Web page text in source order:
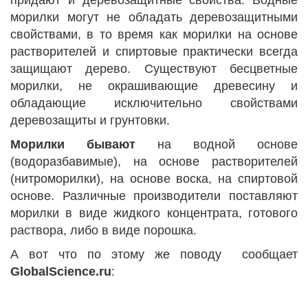
морилки могут не обладать деревозащитными
свойствами, в то время как морилки на основе
растворителей и спиртовые практически всегда
защищают дерево. Существуют бесцветные
морилки, не окрашивающие древесину и
обладающие исключительно свойствами
деревозащиты и грунтовки.
Морилки бывают на водной основе
(водоразбавимые), на основе растворителей
(нитроморилки), на основе воска, на спиртовой
основе. Различные производители поставляют
морилки в виде жидкого концентрата, готового
раствора, либо в виде порошка.
А вот что по этому же поводу сообщает
GlobalScience.ru: